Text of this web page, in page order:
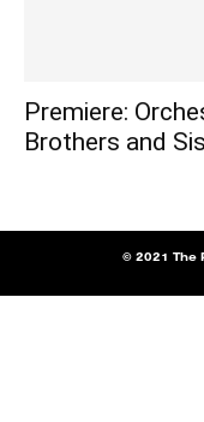
Premiere:
Brothers and
© 2021 The